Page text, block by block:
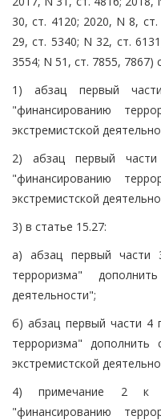
30, ст. 4120; 2020, N 8,
29, ст. 5340; N 32, ст.
3554; N 51, ст. 7855,
1) абзац первый
"финансированию
экстремистской
2) абзац первый
"финансированию
экстремистской
3) в статье 15.27:
а) абзац первый части
терроризма"
деятельности";
б) абзац первый части 4
терроризма" дополнить
экстремистской
4) примечание 2 к
"финансированию